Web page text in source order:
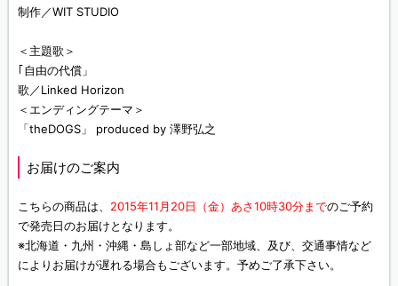
制作／WIT STUDIO
＜主題歌＞
｢自由の代償」
歌／Linked Horizon
＜エンディングテーマ＞
「theDOGS」 produced by 澤野弘之
お届けのご案内
こちらの商品は、 2015年11月20日（金）あさ10時30分までのご予約
で発売日のお届けとなります。
※北海道・九州・沖縄・島しょ部など一部地域、及び、交通事情など
によりお届けが遅れる場合もございます。予めご了承下さい。